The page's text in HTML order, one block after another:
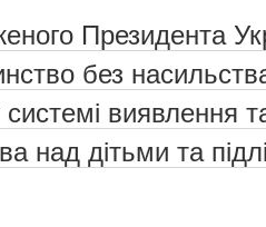
Президента
без
виявлення
над дітьми та